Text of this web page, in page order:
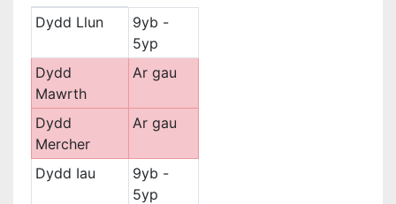
Dyddiau Amser
Dydd Llun
9yb -
5yp
Dydd
Mawrth
Ar gau
Dydd
Mercher
Ar gau
Dydd Iau
9yb -
5yp